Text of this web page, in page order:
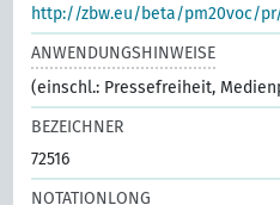
http://zbw.eu/beta/pm20voc/
ANWENDUNGSHINWEISE
(einschl.: Pressefreiheit,
BEZEICHNER
72516
NOTATIONLONG